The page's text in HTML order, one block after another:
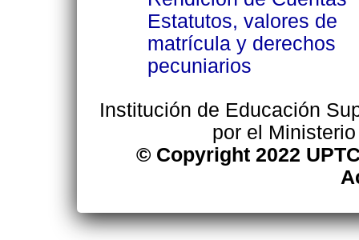
Estatutos, valores de
matrícula y derechos
pecuniarios
Institución de Educación
por el
© Copyright 2022